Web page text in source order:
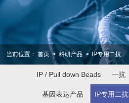
当前位置： 首页 > 科研产品 > IP专用二抗
IP / Pull down Beads 一抗
基因表达产品 IP专用二抗